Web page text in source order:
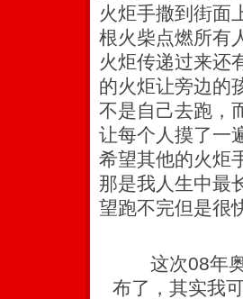
火炬手撒到街面
根火柴点燃所有
火炬传递过来还
的火炬让旁边的
不是自己去跑，
让每个人摸了一
希望其他的火炬
那是我人生中最
望跑不完但是很
这次08年奥
布了，其实我